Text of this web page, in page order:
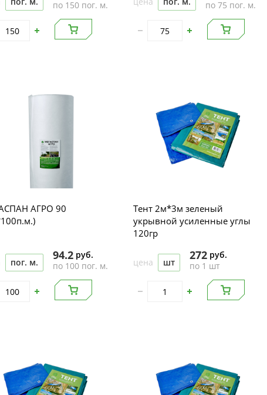
по 150 пог. м.
по 75 пог. м.
АГРО 90
пог. м.
94.2 руб.
по 100 пог. м.
Тент 2м*3м зеленый
укрывной усиленные углы
120гр
цена шт
272 руб.
по 1 шт